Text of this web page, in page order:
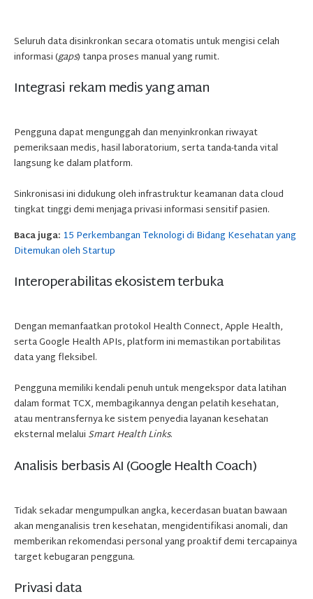
Seluruh data disinkronkan secara otomatis untuk mengisi celah
informasi (gaps) tanpa proses manual yang rumit.
Integrasi rekam medis yang aman
Pengguna dapat mengunggah dan menyinkronkan riwayat
pemeriksaan medis, hasil laboratorium, serta tanda-tanda vital
langsung ke dalam platform.
Sinkronisasi ini didukung oleh infrastruktur keamanan data cloud
tingkat tinggi demi menjaga privasi informasi sensitif pasien.
Baca juga: 15 Perkembangan Teknologi di Bidang Kesehatan yang
Ditemukan oleh Startup
Interoperabilitas ekosistem terbuka
Dengan memanfaatkan protokol Health Connect, Apple Health,
serta Google Health APIs, platform ini memastikan portabilitas
data yang fleksibel.
Pengguna memiliki kendali penuh untuk mengekspor data latihan
dalam format TCX, membagikannya dengan pelatih kesehatan,
atau mentransfernya ke sistem penyedia layanan kesehatan
eksternal melalui Smart Health Links.
Analisis berbasis AI (Google Health Coach)
Tidak sekadar mengumpulkan angka, kecerdasan buatan bawaan
akan menganalisis tren kesehatan, mengidentifikasi anomali, dan
memberikan rekomendasi personal yang proaktif demi tercapainya
target kebugaran pengguna.
Privasi data